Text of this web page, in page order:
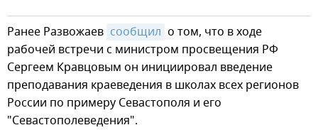
Ранее Развожаев сообщил о том, что в ходе
рабочей встречи с министром просвещения РФ
Сергеем Кравцовым он инициировал введение
преподавания краеведения в школах всех регионов
России по примеру Севастополя и его
"Севастополеведения".